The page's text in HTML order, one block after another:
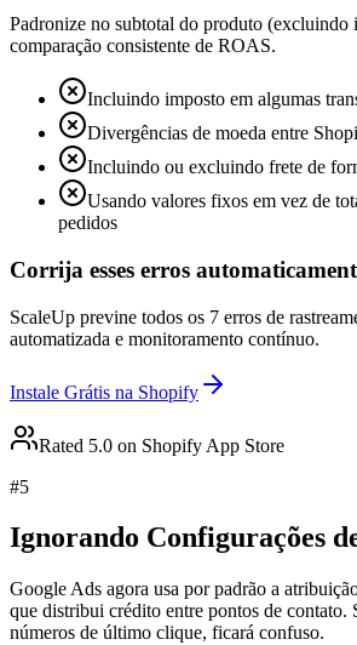
Padronize no subtotal do produto (excluindo
comparação consistente de ROAS.
Incluindo imposto em algumas
Divergências de moeda entre
Incluindo ou excluindo frete de
Usando valores fixos em vez de
pedidos
Corrija esses erros
ScaleUp previne todos os 7 erros de
automatizada e monitoramento contínuo.
Instale Grátis na Shopify
Rated 5.0 on Shopify App Store
#5
Ignorando Configurações
Google Ads agora usa por padrão a
que distribui crédito entre pontos de contato.
números de último clique, ficará confuso.